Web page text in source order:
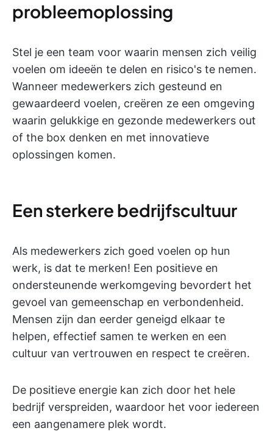
probleemoplossing
Stel je een team voor waarin mensen zich veilig
voelen om ideeën te delen en risico's te nemen.
Wanneer medewerkers zich gesteund en
gewaardeerd voelen, creëren ze een omgeving
waarin gelukkige en gezonde medewerkers out
of the box denken en met innovatieve
oplossingen komen.
Een sterkere bedrijfscultuur
Als medewerkers zich goed voelen op hun
werk, is dat te merken! Een positieve en
ondersteunende werkomgeving bevordert het
gevoel van gemeenschap en verbondenheid.
Mensen zijn dan eerder geneigd elkaar te
helpen, effectief samen te werken en een
cultuur van vertrouwen en respect te creëren.
De positieve energie kan zich door het hele
bedrijf verspreiden, waardoor het voor iedereen
een aangenamere plek wordt.